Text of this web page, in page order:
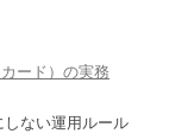
ード）の実務
ない運用ルール